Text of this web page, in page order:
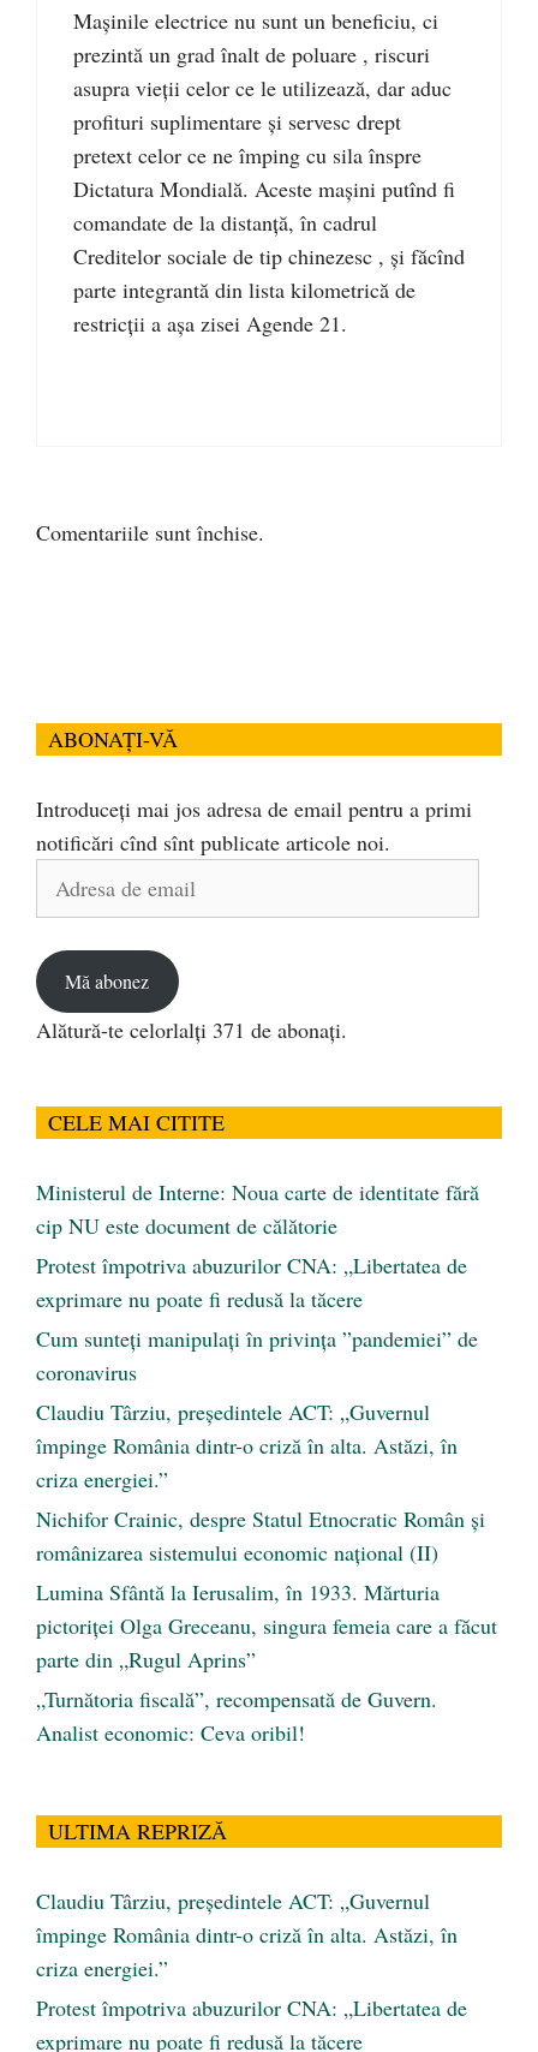
Mașinile electrice nu sunt un beneficiu, ci
prezintă un grad înalt de poluare , riscuri
asupra vieții celor ce le utilizează, dar aduc
profituri suplimentare și servesc drept
pretext celor ce ne împing cu sila înspre
Dictatura Mondială. Aceste mașini putînd fi
comandate de la distanță, în cadrul
Creditelor sociale de tip chinezesc , și făcînd
parte integrantă din lista kilometrică de
restricții a așa zisei Agende 21.
Comentariile sunt închise.
ABONAȚI-VĂ
Introduceți mai jos adresa de email pentru a primi
notificări cînd sînt publicate articole noi.
Adresa
Mă abonez
Alătură-te celorlalți 371 de abonați.
CELE MAI CITITE
Ministerul de Interne: Noua carte de identitate fără
cip NU este document de călătorie
Protest împotriva abuzurilor CNA: „Libertatea de
exprimare nu poate fi redusă la tăcere
Cum sunteți manipulați în privința ”pandemiei” de
coronavirus
Claudiu Târziu, președintele ACT: „Guvernul
împinge România dintr-o criză în alta. Astăzi, în
criza energiei.”
Nichifor Crainic, despre Statul Etnocratic Român şi
românizarea sistemului economic naţional (II)
Lumina Sfântă la Ierusalim, în 1933. Mărturia
pictoriței Olga Greceanu, singura femeia care a făcut
parte din „Rugul Aprins”
„Turnătoria fiscală”, recompensată de Guvern.
Analist economic: Ceva oribil!
ULTIMA REPRIZĂ
Claudiu Târziu, președintele ACT: „Guvernul
împinge România dintr-o criză în alta. Astăzi, în
criza energiei.”
Protest împotriva abuzurilor CNA: „Libertatea de
exprimare nu poate fi redusă la tăcere